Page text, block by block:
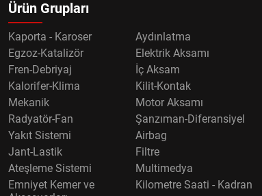
Ürün Grupları
Kaporta - Karoser
Aydınlatma
Egzoz-Katalizör
Elektrik Aksamı
Fren-Debriyaj
İç Aksam
Kalorifer-Klima
Kilit-Kontak
Mekanik
Motor Aksamı
Radyatör-Fan
Şanzıman-Diferansiyel
Yakıt Sistemi
Airbag
Jant-Lastik
Filtre
Ateşleme Sistemi
Multimedya
Emniyet Kemer ve
Kilometre Saati - Kadran